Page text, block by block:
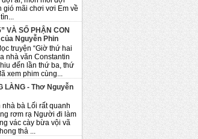
gió mãi chơi vơi Em về
VÀ SỐ PHẬN CON
Nguyễn Phin
“Giờ thứ hai
nhà văn Constantin
đến lần thứ ba, thứ
xem phim cùng...
LÀNG - Thơ Nguyễn
bà Lối rất quanh
rơm rạ Người đi làm
vác cày bừa vội vã
thả ...